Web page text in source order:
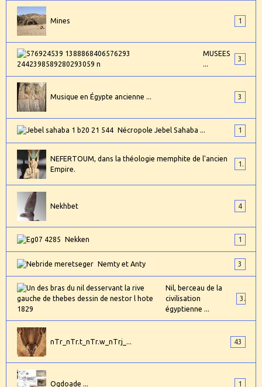
Mines 1
MUSEES
...
3
Musique en Égypte ancienne ... 3
Nécropole Jebel Sahaba ... 1
NEFERTOUM, dans la théologie memphite de l'ancien
Empire.
Nekhbet 4
Nekken 1
Nemty et Anty 3
Nil, berceau de la
civilisation
égyptienne ...
3
nTr_nTr.t_nTr.w_nTrj_... 43
Ogdoade ... 1